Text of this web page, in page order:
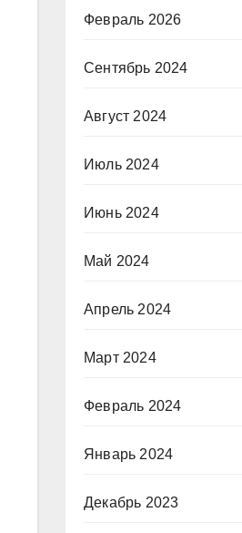
Февраль 2026
Сентябрь 2024
Август 2024
Июль 2024
Июнь 2024
Май 2024
Апрель 2024
Март 2024
Февраль 2024
Январь 2024
Декабрь 2023